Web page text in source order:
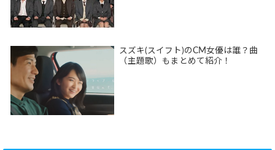
スズキ(スイフト)のCM女優は誰？曲
（主題歌）もまとめて紹介！